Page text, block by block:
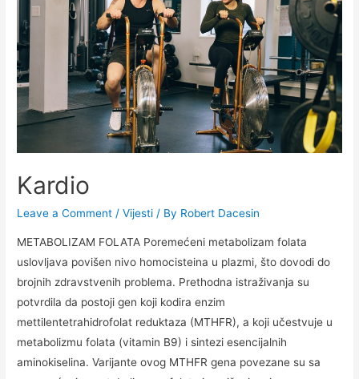
Kardio
Leave a Comment /Vijesti / By Robert Dacesin
METABOLIZAM FOLATA Poremećeni metabolizam folata
uslovljava povišen nivo homocisteina u plazmi, što dovodi do
brojnih zdravstvenih problema. Prethodna istraživanja su
potvrdila da postoji gen koji kodira enzim
mettilentetrahidrofolat reduktaza (MTHFR), a koji učestvuje u
metabolizmu folata (vitamin B9) i sintezi esencijalnih
aminokiselina. Varijante ovog MTHFR gena povezane su sa